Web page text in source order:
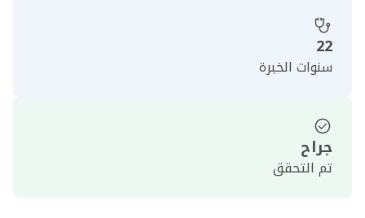
22
سنوات الخبرة
جراح
تم التحقق